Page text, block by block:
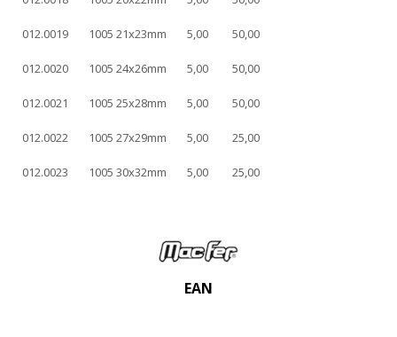
012.0019 1005 21x23mm 5,00 50,00
012.0020 1005 24x26mm 5,00 50,00
012.0021 1005 25x28mm 5,00 50,00
012.0022 1005 27x29mm 5,00 25,00
012.0023 1005 30x32mm 5,00 25,00
EAN